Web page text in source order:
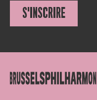
S'INSCRIRE